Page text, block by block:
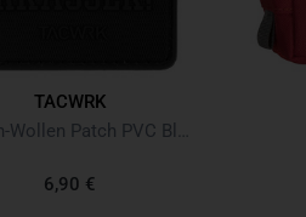
TACWRK
6,90 €